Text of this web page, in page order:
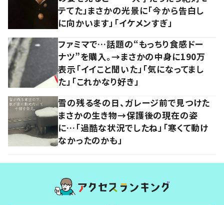
テてた」まさかの光景に「今から告白し
に向かいます」「イケメンすぎ」
ファミマで…話題の“もっちり食感ドー
ナツ”を購入。→まさかの中身に190万
表示「イイこと聞いた」「気になってまし
た」「これかなり好き」
雪の残る冬の日、ガレージ前で見つけた
まさかの生き物→保護後の現在の姿
に…「過酷な状況でしたね」「寒くて動け
なかったのかも」